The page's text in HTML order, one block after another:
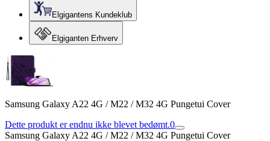
Elgigantens Kundeklub
Elgiganten Erhverv
Samsung Galaxy A22 4G / M22 / M32 4G Pungetui Cover
Dette produkt er endnu ikke blevet bedømt.0
Samsung Galaxy A22 4G / M22 / M32 4G Pungetui Cover